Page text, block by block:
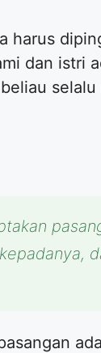
harus
dan istri